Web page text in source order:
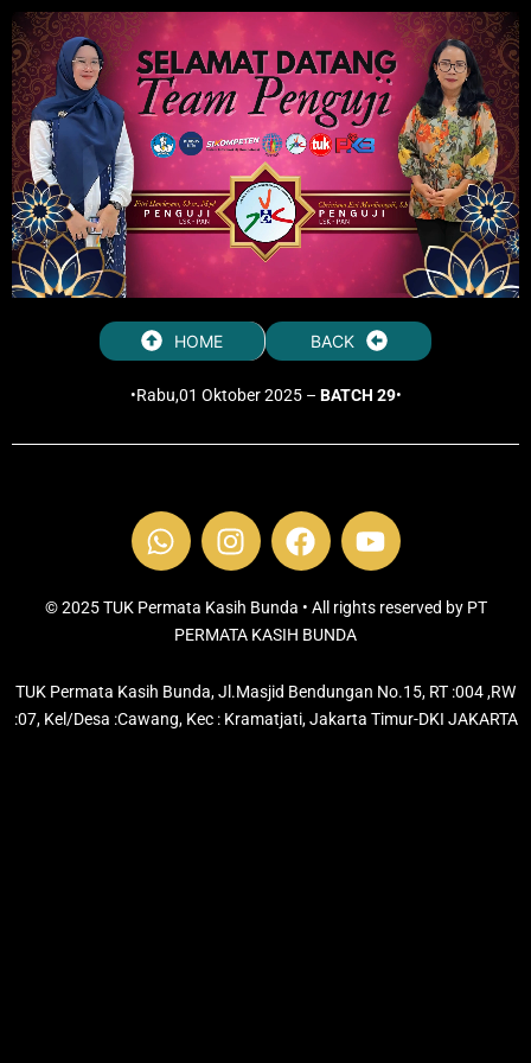
HOME BACK
•Rabu,01 Oktober 2025 – BATCH 29•
W
h
t
p
p
I
n
t
a
r
a
F
a
e
b
o
k
Y
o
t
e
© 2025 TUK Permata Kasih Bunda • All rights reserved by PT
PERMATA KASIH BUNDA
TUK Permata Kasih Bunda, Jl.Masjid Bendungan No.15, RT :004 ,RW
:07, Kel/Desa :Cawang, Kec : Kramatjati, Jakarta Timur-DKI JAKARTA